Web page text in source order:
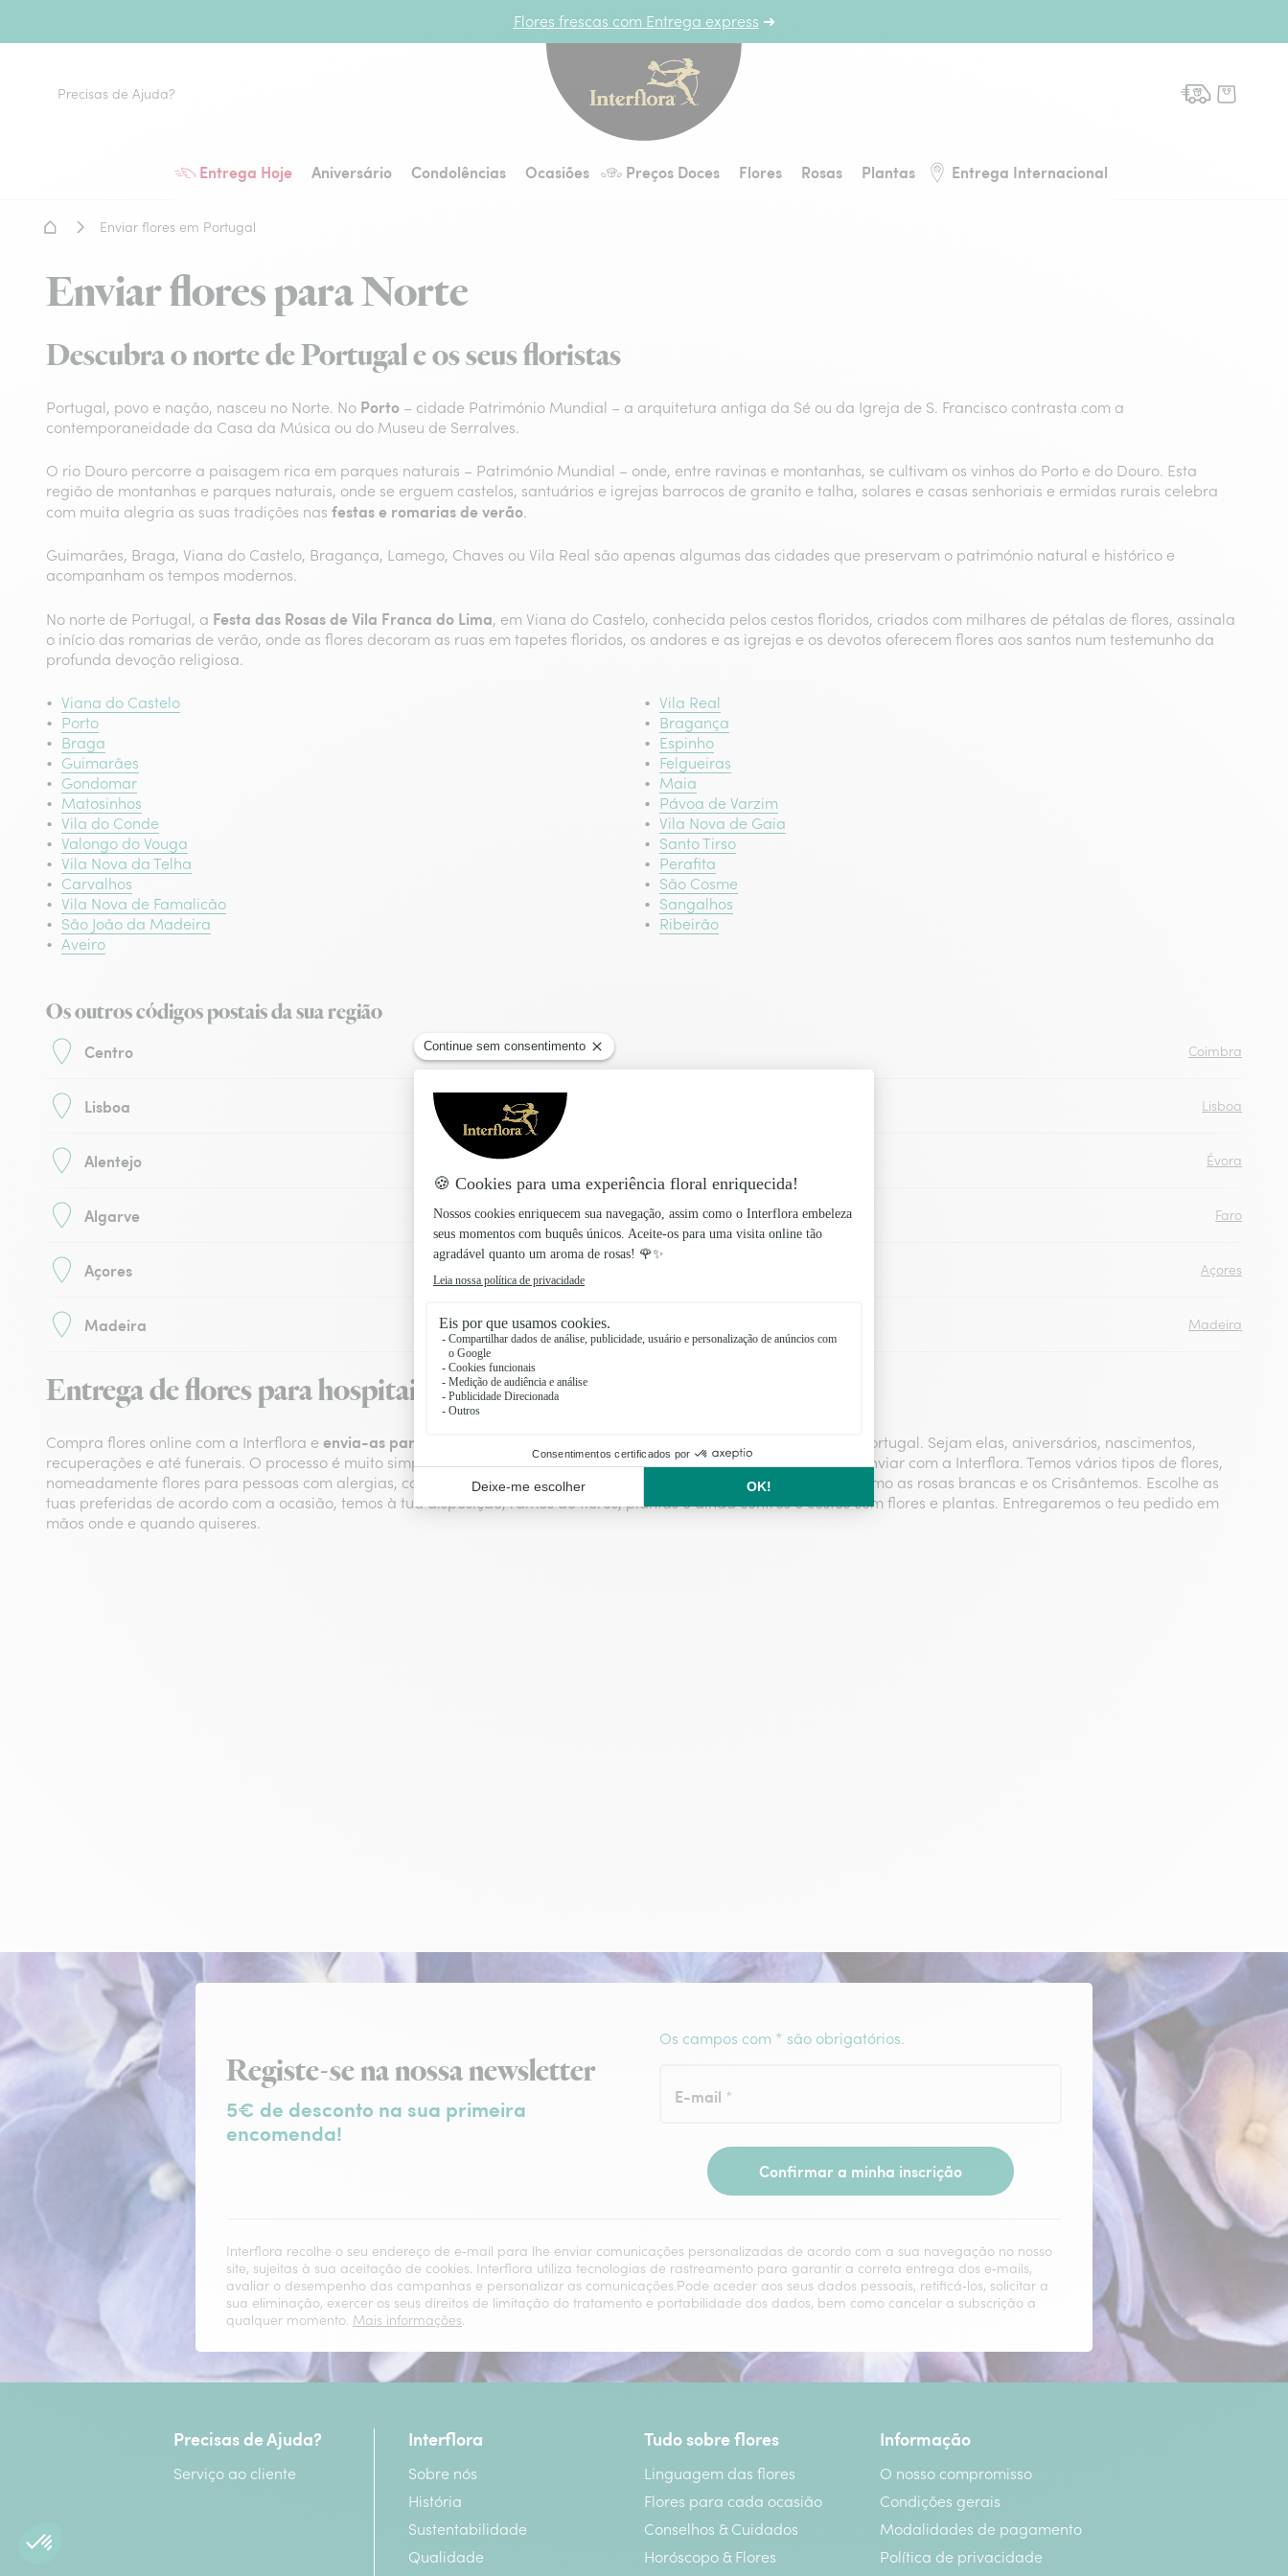
Flores frescas com Entrega express ➜
Entrega Hoje Aniversário Condolências Ocasiões Preços Doces Flores Rosas Plantas Entrega Internacional
Precisas de Ajuda?
Home - Entrega de flores
Enviar flores em Portugal
Enviar flores para Norte
Descubra o norte de Portugal e os seus floristas
Portugal, povo e nação, nasceu no Norte. No Porto – cidade Património Mundial – a arquitetura antiga da Sé ou da Igreja de S. Francisco contrasta com a
contemporaneidade da Casa da Música ou do Museu de Serralves.
O rio Douro percorre a paisagem rica em parques naturais – Património Mundial – onde, entre ravinas e montanhas, se cultivam os vinhos do Porto e do Douro. Esta
região de montanhas e parques naturais, onde se erguem castelos, santuários e igrejas barrocos de granito e talha, solares e casas senhoriais e ermidas rurais celebra
com muita alegria as suas tradições nas festas e romarias de verão.
Guimarães, Braga, Viana do Castelo, Bragança, Lamego, Chaves ou Vila Real são apenas algumas das cidades que preservam o património natural e histórico e
acompanham os tempos modernos.
No norte de Portugal, a Festa das Rosas de Vila Franca do Lima, em Viana do Castelo, conhecida pelos cestos floridos, criados com milhares de pétalas de flores, assinala
o início das romarias de verão, onde as flores decoram as ruas em tapetes floridos, os andores e as igrejas e os devotos oferecem flores aos santos num testemunho da
profunda devoção religiosa.
Viana do Castelo
Vila Real
Porto
Bragança‎
Braga
Espinho
Guimarães
Felgueiras
Gondomar
Maia
Matosinhos
Pávoa de Varzim
Vila do Conde
Vila Nova de Gaia
Valongo do Vouga
Santo Tirso
Vila Nova da Telha
Perafita
Carvalhos
São Cosme
Vila Nova de Famalicão
Sangalhos
São João da Madeira
Ribeirão
Aveiro
Os outros códigos postais da sua região
Centro Coimbra
Lisboa Lisboa
Alentejo Évora
Algarve Faro
Açores Açores
Madeira Madeira
Entrega de flores para hospitais e funerais no Norte de Portugal
Compra flores online com a Interflora e envia-as para onde quiseres
, entregamos em todas as ocasiões no norte de Portugal. Sejam elas, aniversários, nascimentos,
recuperações e até funerais. O processo é muito simples, tens apenas de escolher as tuas preferidas, encomendar e enviar com a Interflora. Temos vários tipos de flores,
nomeadamente flores para pessoas com alergias, como as margaridas e os lírios, flores para momentos dolorosos, como as rosas brancas e os Crisântemos. Escolhe as
tuas preferidas de acordo com a ocasião, temos à tua disposição, ramos de flores, plantas e ainda centros e cestos com flores e plantas. Entregaremos o teu pedido em
mãos onde e quando quiseres.
Subscrição da newsletter
Registe-se na nossa newsletter
5€ de desconto na sua primeira
encomenda!
Os campos com * são obrigatórios.
E-mail *
Confirmar a minha inscrição
Interflora recolhe o seu endereço de e‑mail para lhe enviar comunicações personalizadas de acordo com a sua navegação no nosso
site, sujeitas à sua aceitação de cookies. Interflora utiliza tecnologias de rastreamento para garantir a correta entrega dos e‑mails,
avaliar o desempenho das campanhas e personalizar as comunicações.Pode aceder aos seus dados pessoais, retificá‑los, solicitar a
sua eliminação, exercer os seus direitos de limitação do tratamento e portabilidade dos dados, bem como cancelar a subscrição a
qualquer momento. Mais informações.
Precisas de Ajuda?
Serviço ao cliente
Interflora
Sobre nós
História
Sustentabilidade
Qualidade
Tudo sobre flores
Linguagem das flores
Flores para cada ocasião
Conselhos & Cuidados
Horóscopo & Flores
Informação
O nosso compromisso
Condições gerais
Modalidades de pagamento
Política de privacidade